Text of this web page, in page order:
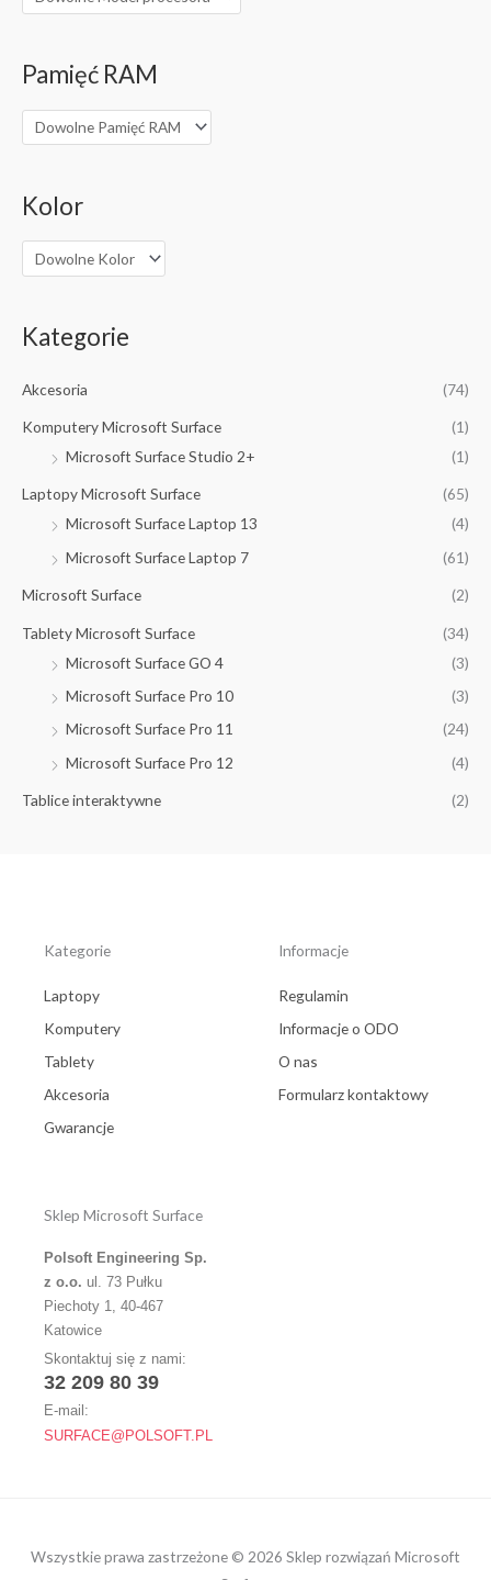
Pamięć RAM
Kolor
Kategorie
Akcesoria (74)
Komputery Microsoft Surface
(1)
Microsoft Surface Studio 2+
(1)
Laptopy Microsoft Surface
(65)
Microsoft Surface Laptop 13
(4)
Microsoft Surface Laptop 7
(61)
Microsoft Surface (2)
Tablety Microsoft Surface
(34)
Microsoft Surface GO 4
(3)
Microsoft Surface Pro 10
(3)
Microsoft Surface Pro 11
(24)
Microsoft Surface Pro 12
(4)
Tablice interaktywne (2)
Kategorie
Laptopy
Komputery
Tablety
Akcesoria
Gwarancje
Informacje
Regulamin
Informacje o ODO
O nas
Formularz kontaktowy
Sklep Microsoft Surface
Polsoft Engineering Sp.
z o.o. ul. 73 Pułku
Piechoty 1, 40-467
Katowice
Skontaktuj się z nami:
32 209 80 39
E-mail:
SURFACE@POLSOFT.PL
Wszystkie prawa zastrzeżone © 2026 Sklep rozwiązań Microsoft